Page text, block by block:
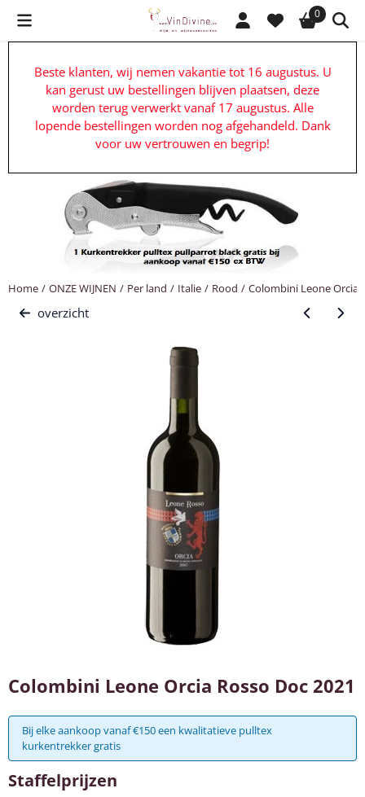
Cookievoorkeuren zijn beschikbaar. Kies instellingen of sta alle
0
Beste klanten, wij nemen vakantie tot 16 augustus. U
kan gerust uw bestellingen blijven plaatsen, deze
worden terug verwerkt vanaf 17 augustus. Alle
lopende bestellingen worden nog afgehandeld. Dank
voor uw vertrouwen en begrip!
Home / ONZE WIJNEN / Per land / Italie / Rood / Colombini Leone Orcia
overzicht
Colombini Leone Orcia Rosso Doc 2021
Bij elke aankoop vanaf €150 een kwalitatieve pulltex
kurkentrekker gratis
Staffelprijzen